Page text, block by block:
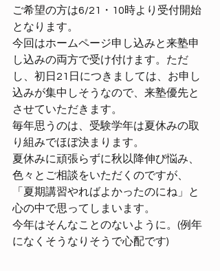
ご希望の方は6/21・10時より受付開始
となります。
今回はホームページ申し込みと来塾申
し込みの両方で受け付けます。ただ
し、初日21日につきましては、お申し
込みが集中しそうなので、来塾優先と
させていただきます。
毎年思うのは、受験学年は夏休みの取
り組みでほぼ決まります。
夏休みに頑張らずに秋以降伸び悩み、
色々とご相談をいただくのですが、
「夏期講習やればよかったのにね」と
心の中で思ってしまいます。
今年はそんなことのないように。(例年
になくそうなりそうで心配です)